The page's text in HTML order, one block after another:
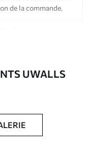
de la commande.
ou colle pour
UWALLS